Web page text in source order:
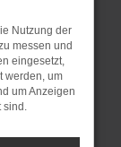
ließe
Nutzung der
messen und
eingesetzt,
werden, um
um Anzeigen
sind.